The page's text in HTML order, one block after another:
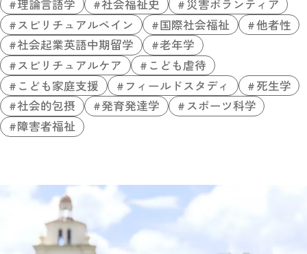
理論言語学
社会福祉史
災害ボランティア
スピリチュアルペイン
国際社会福祉
他者性
社会起業英語中期留学
老年学
スピリチュアルケア
こども虐待
こども家庭支援
フィールドスタディ
死生学
社会的包摂
発育発達学
スポーツ科学
障害者福祉